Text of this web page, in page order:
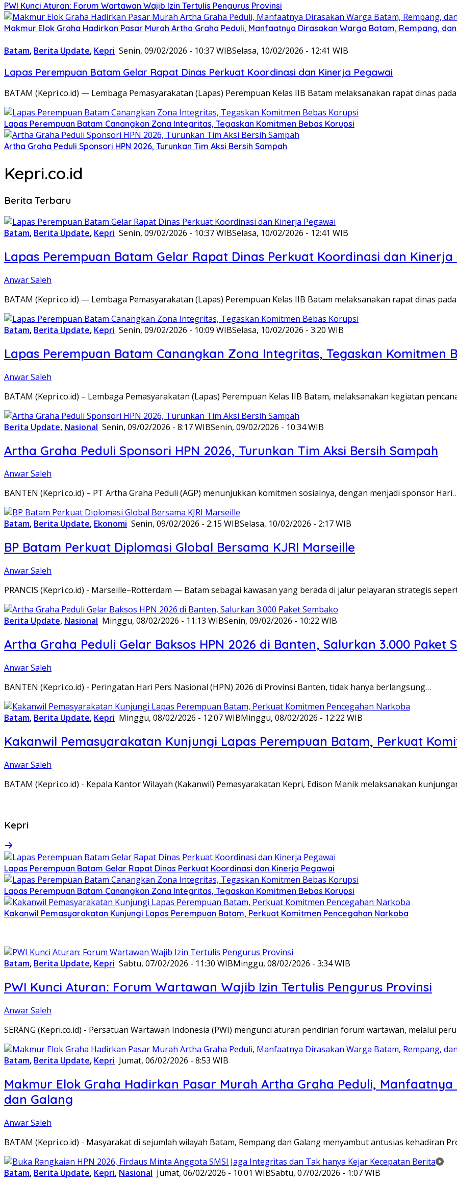
PWI Kunci Aturan: Forum Wartawan Wajib Izin Tertulis Pengurus Provinsi
Makmur Elok Graha Hadirkan Pasar Murah Artha Graha Peduli, Manfaatnya Dirasakan Warga Batam, Rempang,
Batam, Berita Update, Kepri Senin, 09/02/2026 - 10:37 WIBSelasa, 10/02/2026 - 12:41 WIB
Lapas Perempuan Batam Gelar Rapat Dinas Perkuat Koordinasi dan Kinerja Pegawai
BATAM (Kepri.co.id) — Lembaga Pemasyarakatan (Lapas) Perempuan Kelas IIB Batam melaksanakan rapat dinas
Lapas Perempuan Batam Canangkan Zona Integritas, Tegaskan Komitmen Bebas Korupsi
Artha Graha Peduli Sponsori HPN 2026, Turunkan Tim Aksi Bersih Sampah
Kepri.co.id
Berita Terbaru
Batam, Berita Update, Kepri Senin, 09/02/2026 - 10:37 WIBSelasa, 10/02/2026 - 12:41 WIB
Lapas Perempuan Batam Gelar Rapat Dinas Perkuat Koordinasi dan Kinerja
Anwar Saleh
BATAM (Kepri.co.id) — Lembaga Pemasyarakatan (Lapas) Perempuan Kelas IIB Batam melaksanakan rapat dinas
Batam, Berita Update, Kepri Senin, 09/02/2026 - 10:09 WIBSelasa, 10/02/2026 - 3:20 WIB
Lapas Perempuan Batam Canangkan Zona Integritas, Tegaskan Komitmen
Anwar Saleh
BATAM (Kepri.co.id) – Lembaga Pemasyarakatan (Lapas) Perempuan Kelas IIB Batam, melaksanakan kegiatan
Berita Update, Nasional Senin, 09/02/2026 - 8:17 WIBSenin, 09/02/2026 - 10:34 WIB
Artha Graha Peduli Sponsori HPN 2026, Turunkan Tim Aksi Bersih Sampah
Anwar Saleh
BANTEN (Kepri.co.id) – PT Artha Graha Peduli (AGP) menunjukkan komitmen sosialnya, dengan menjadi sponsor Hari…
Batam, Berita Update, Ekonomi Senin, 09/02/2026 - 2:15 WIBSelasa, 10/02/2026 - 2:17 WIB
BP Batam Perkuat Diplomasi Global Bersama KJRI Marseille
Anwar Saleh
PRANCIS (Kepri.co.id) - Marseille–Rotterdam — Batam sebagai kawasan yang berada di jalur pelayaran strategis
Berita Update, Nasional Minggu, 08/02/2026 - 11:13 WIBSenin, 09/02/2026 - 10:22 WIB
Artha Graha Peduli Gelar Baksos HPN 2026 di Banten, Salurkan 3.000 Paket
Anwar Saleh
BANTEN (Kepri.co.id) - Peringatan Hari Pers Nasional (HPN) 2026 di Provinsi Banten, tidak hanya berlangsung…
Batam, Berita Update, Kepri Minggu, 08/02/2026 - 12:07 WIBMinggu, 08/02/2026 - 12:22 WIB
Kakanwil Pemasyarakatan Kunjungi Lapas Perempuan Batam, Perkuat
Anwar Saleh
BATAM (Kepri.co.id) - Kepala Kantor Wilayah (Kakanwil) Pemasyarakatan Kepri, Edison Manik melaksanakan
Kepri
Lapas Perempuan Batam Gelar Rapat Dinas Perkuat Koordinasi dan Kinerja Pegawai
Lapas Perempuan Batam Canangkan Zona Integritas, Tegaskan Komitmen Bebas Korupsi
Kakanwil Pemasyarakatan Kunjungi Lapas Perempuan Batam, Perkuat Komitmen Pencegahan Narkoba
Batam, Berita Update, Kepri Sabtu, 07/02/2026 - 11:30 WIBMinggu, 08/02/2026 - 3:34 WIB
PWI Kunci Aturan: Forum Wartawan Wajib Izin Tertulis Pengurus Provinsi
Anwar Saleh
SERANG (Kepri.co.id) - Persatuan Wartawan Indonesia (PWI) mengunci aturan pendirian forum wartawan, melalui
Batam, Berita Update, Kepri Jumat, 06/02/2026 - 8:53 WIB
Makmur Elok Graha Hadirkan Pasar Murah Artha Graha Peduli,
dan Galang
Anwar Saleh
BATAM (Kepri.co.id) - Masyarakat di sejumlah wilayah Batam, Rempang dan Galang menyambut antusias kehadiran
Batam, Berita Update, Kepri, Nasional Jumat, 06/02/2026 - 10:01 WIBSabtu, 07/02/2026 - 1:07 WIB